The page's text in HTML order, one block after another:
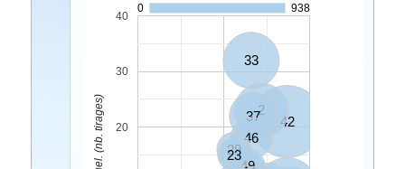
0
938
42
33
2
37
46
29
49
23
20
30
40